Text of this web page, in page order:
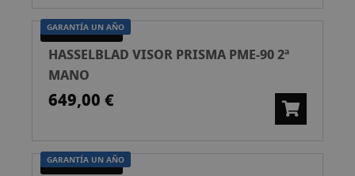
GARANTÍA UN AÑO
SEGUNDA MANO
HASSELBLAD VISOR PRISMA PME-90 2ª
MANO
649,00 €
GARANTÍA UN AÑO
SEGUNDA MANO